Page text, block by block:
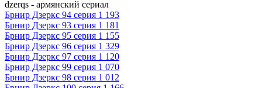
dzerqs - армянский сериал
Брнир Дзеркс 94 серия 1 193
Брнир Дзеркс 93 серия 1 181
Брнир Дзеркс 95 серия 1 155
Брнир Дзеркс 96 серия 1 329
Брнир Дзеркс 97 серия 1 120
Брнир Дзеркс 99 серия 1 070
Брнир Дзеркс 98 серия 1 012